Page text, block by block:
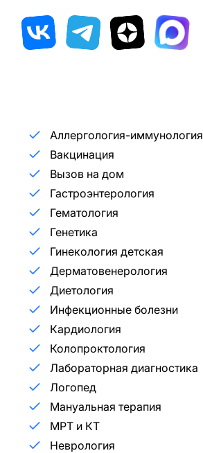
Аллергология-иммунология
Вакцинация
Вызов на дом
Гастроэнтерология
Гематология
Генетика
Гинекология детская
Дерматовенерология
Диетология
Инфекционные болезни
Кардиология
Колопроктология
Лабораторная диагностика
Логопед
Мануальная терапия
МРТ и КТ
Неврология